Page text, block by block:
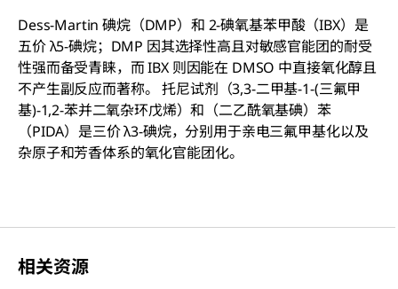
Dess-Martin 碘烷（DMP）和 2-碘氧基苯甲酸（IBX）是
五价 λ5-碘烷；DMP 因其选择性高且对敏感官能团的耐受
性强而备受青睐，而 IBX 则因能在 DMSO 中直接氧化醇且
不产生副反应而著称。 托尼试剂（3,3-二甲基-1-(三氟甲
基)-1,2-苯并二氧杂环戊烯）和（二乙酰氧基碘）苯
（PIDA）是三价 λ3-碘烷，分别用于亲电三氟甲基化以及
杂原子和芳香体系的氧化官能团化。
相关资源